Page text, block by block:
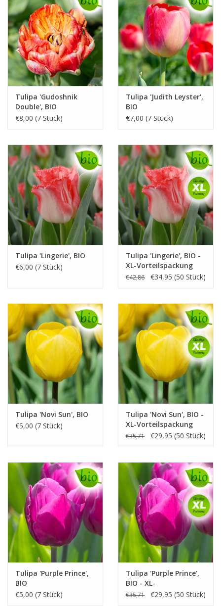
Tulipa 'Gudoshnik
Double', BIO
€8,00 (7 Stück)
Tulipa 'Judith Leyster',
BIO
€7,00 (7 Stück)
Tulipa 'Lingerie', BIO
€6,00 (7 Stück)
Tulipa 'Lingerie', BIO -
XL-Vorteilspackung
€42,86 €34,95 (50 Stück)
Tulipa 'Novi Sun', BIO
€5,00 (7 Stück)
Tulipa 'Novi Sun', BIO -
XL-Vorteilspackung
€35,71 €29,95 (50 Stück)
Tulipa 'Purple Prince',
BIO
€5,00 (7 Stück)
Tulipa 'Purple Prince',
BIO - XL-
Vorteilspackung
€35,71 €29,95 (50 Stück)